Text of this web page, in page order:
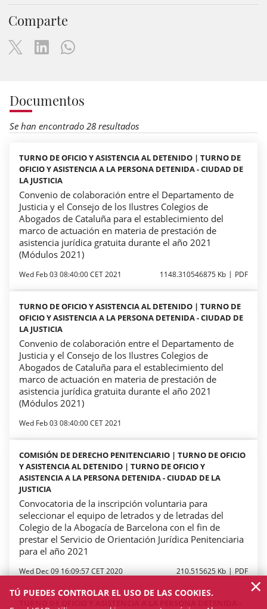
Comparte
Documentos
Se han encontrado 28 resultados
TURNO DE OFICIO Y ASISTENCIA AL DETENIDO | TURNO DE
OFICIO Y ASISTENCIA A LA PERSONA DETENIDA - CIUDAD DE
LA JUSTICIA
Convenio de colaboración entre el Departamento de
Justicia y el Consejo de los Ilustres Colegios de
Abogados de Cataluña para el establecimiento del
marco de actuación en materia de prestación de
asistencia jurídica gratuita durante el año 2021
(Módulos 2021)
Wed Feb 03 08:40:00 CET 2021 1148.310546875 Kb PDF
TURNO DE OFICIO Y ASISTENCIA AL DETENIDO | TURNO DE
OFICIO Y ASISTENCIA A LA PERSONA DETENIDA - CIUDAD DE
LA JUSTICIA
Convenio de colaboración entre el Departamento de
Justicia y el Consejo de los Ilustres Colegios de
Abogados de Cataluña para el establecimiento del
marco de actuación en materia de prestación de
asistencia jurídica gratuita durante el año 2021
(Módulos 2021)
Wed Feb 03 08:40:00 CET 2021
COMISIÓN DE DERECHO PENITENCIARIO | TURNO DE OFICIO
Y ASISTENCIA AL DETENIDO | TURNO DE OFICIO Y
ASISTENCIA A LA PERSONA DETENIDA - CIUDAD DE LA
JUSTICIA
Convocatoria de la inscripción voluntaria para
seleccionar el equipo de letrados y de letradas del
Colegio de la Abogacía de Barcelona con el fin de
prestar el Servicio de Orientación Jurídica Penitenciaria
para el año 2021
Wed Dec 09 16:09:57 CET 2020 210.515625 Kb PDF
TÚ PUEDES CONTROLAR EL USO DE LAS COOKIES.
×